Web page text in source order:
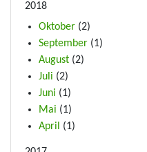
2018
Oktober (2)
September (1)
August (2)
Juli (2)
Juni (1)
Mai (1)
April
(1)